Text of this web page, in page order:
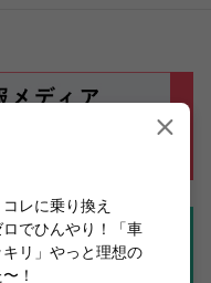
コレに乗り換え
でひんやり！「車
リ」やっと理想の
！